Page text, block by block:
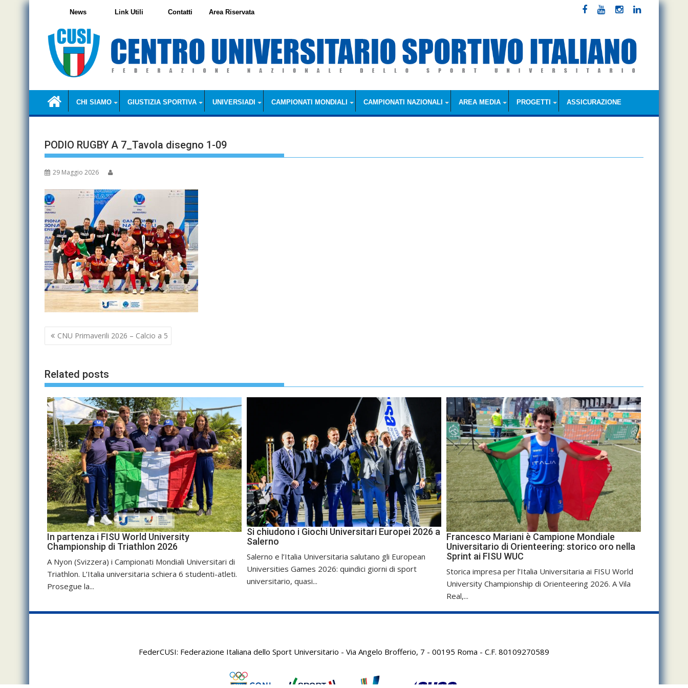
Skip
CHI SIAMO GIUSTIZIA SPORTIVA UNIVERSIADI CAMPIONATI MONDIALI CAMPIONATI NAZIONALI AREA MEDIA PROGETTI ASSICURAZIONE
News Link Utili Contatti Area Riservata
PODIO RUGBY A 7_Tavola disegno 1-09
29 Maggio 2026
Navigazione
articoli
CNU Primaverili 2026 – Calcio a 5
Related posts
In partenza i FISU World University
Championship di Triathlon 2026
A Nyon (Svizzera) i Campionati Mondiali Universitari di
Triathlon. L’Italia universitaria schiera 6 studenti-atleti.
Prosegue la...
Si chiudono i Giochi Universitari Europei 2026 a
Salerno
Salerno e l’Italia Universitaria salutano gli European
Universities Games 2026: quindici giorni di sport
universitario, quasi...
Francesco Mariani è Campione Mondiale
Universitario di Orienteering: storico oro nella
Sprint ai FISU WUC
Storica impresa per l’Italia Universitaria ai FISU World
University Championship di Orienteering 2026. A Vila
Real,...
FederCUSI: Federazione Italiana dello Sport Universitario - Via Angelo Brofferio, 7 - 00195 Roma - C.F. 80109270589